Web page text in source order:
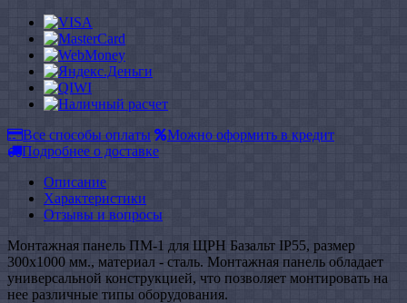
Все способы оплаты
Можно оформить в кредит
Подробнее о доставке
Описание
Характеристики
Отзывы и вопросы
Монтажная панель ПМ-1 для ЩРН Базальт IP55, размер
300х1000 мм., материал - сталь. Монтажная панель обладает
универсальной конструкцией, что позволяет монтировать на
нее различные типы оборудования.